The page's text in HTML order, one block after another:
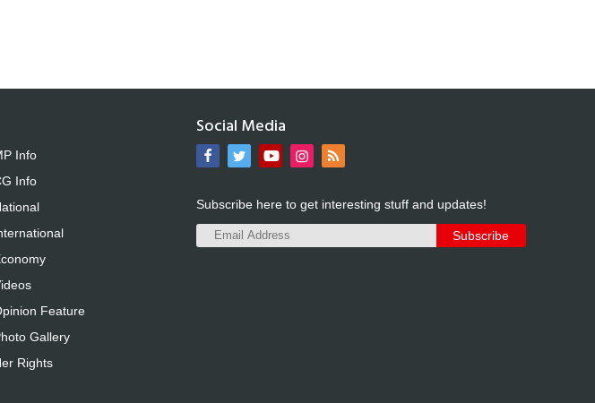
Info
Info
Feature
Gallery
Rights
Social Media
Subscribe here to get interesting stuff and updates!